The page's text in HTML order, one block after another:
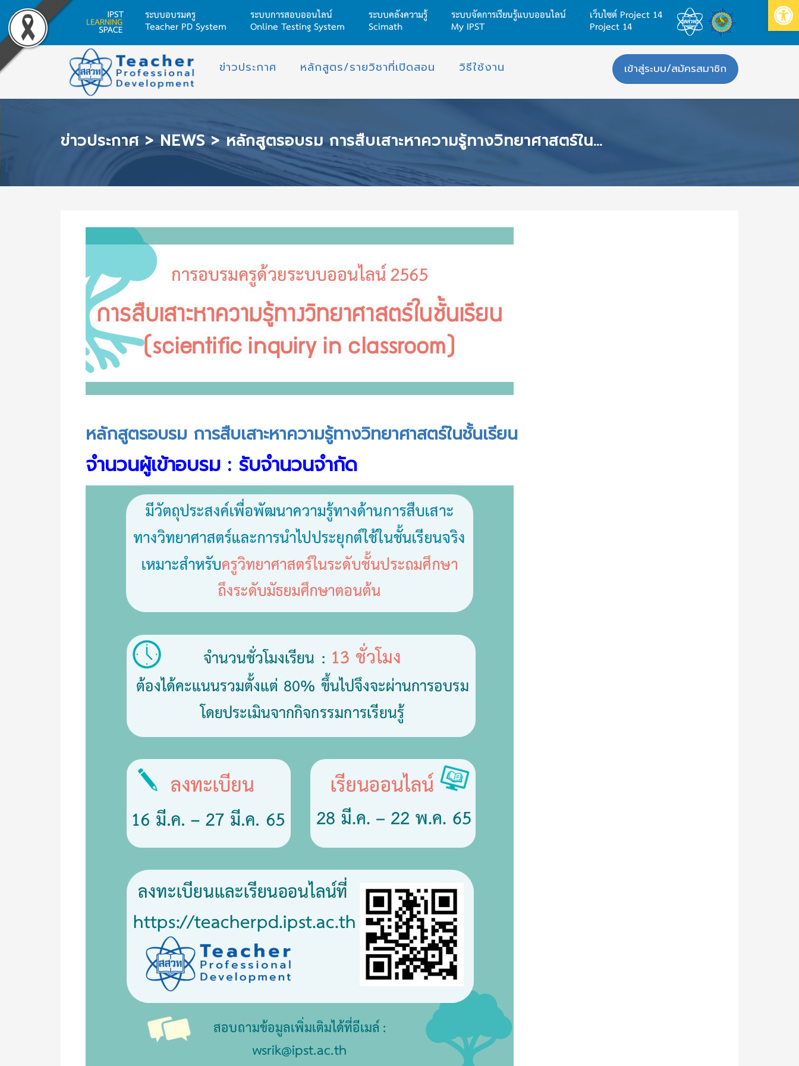
ระบบอบรมครู
Teacher PD System
ระบบการสอบออนไลน์
Online Testing System
ระบบคลังความรู้
Scimath
ระบบจัดการเรียนรู้แบบออนไลน์
My IPST
เว็บไซต์ Project 14
Project 14
to
ข่าวประกาศ หลักสูตร/รายวิชาที่เปิดสอน วิธีใช้งาน เข้าสู่ระบบ/สมัครสมาชิก
ข่าวประกาศ>NEWS> หลักสูตรอบรม การสืบเสาะหาความรู้ทางวิทยาศาสตร์ในชั้นเรียน
หลักสูตรอบรม การสืบเสาะหาความรู้ทางวิทยาศาสตร์ในชั้นเรียน
จำนวนผู้เข้าอบรม : รับจำนวนจำกัด